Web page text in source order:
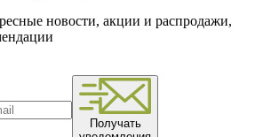
новости, акции и распродажи,
Получать